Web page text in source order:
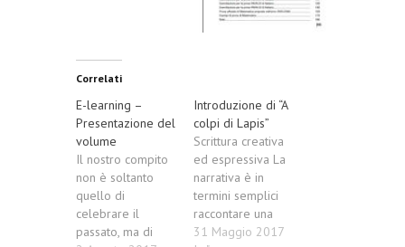
Correlati
E-learning –
Presentazione del
volume
Il nostro compito
non è soltanto
quello di
celebrare il
passato, ma di
Introduzione di “A
colpi di Lapis”
Scrittura creativa
ed espressiva La
narrativa è in
termini semplici
raccontare una
storia reale o
31 Maggio 2017